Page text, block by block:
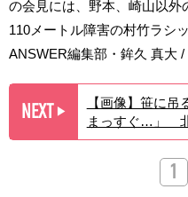
の会見には、野本、崎山以
110メートル障害の村竹ラシ
ANSWER編集部・鉾久 真大 /
NEXT ▶︎
【画像】笹に
まっすぐ…」
1